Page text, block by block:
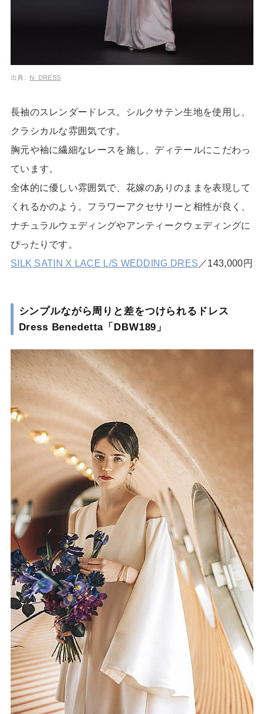
出典: N_DRESS
長袖のスレンダードレス。シルクサテン生地を使用し、
クラシカルな雰囲気です。
胸元や袖に繊細なレースを施し、ディテールにこだわっ
ています。
全体的に優しい雰囲気で、花嫁のありのままを表現して
くれるかのよう。フラワーアクセサリーと相性が良く、
ナチュラルウェディングやアンティークウェディングに
ぴったりです。
SILK SATIN X LACE L/S WEDDING DRES ／143,000円
シンプルながら周りと差をつけられるドレス
Dress Benedetta「DBW189」